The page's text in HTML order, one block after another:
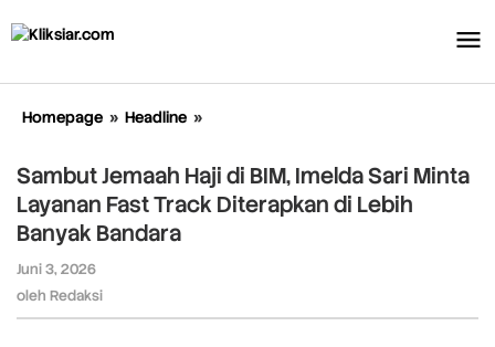
ke
Homepage » Headline »
Haji
di
BIM,
Fast
Sambut Jemaah Haji di BIM, Imelda Sari Minta
Layanan Fast Track Diterapkan di Lebih
Banyak Bandara
Juni 3, 2026
oleh Redaksi